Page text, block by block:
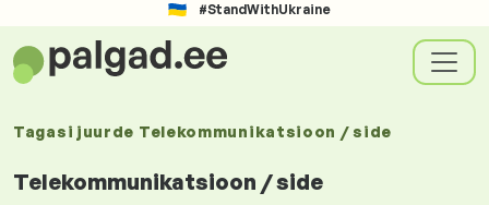
#StandWithUkraine
Tagasi juurde Telekommunikatsioon / side
Telekommunikatsioon / side